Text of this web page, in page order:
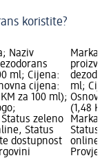
koristite?
Naziv
ml; Cijena:
cijena:
za 100 ml);
zeleno
Status
dostupnost
Marka:
ml;
(1,48
Marka
Status
online,